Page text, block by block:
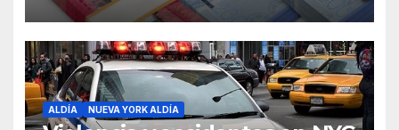
ALDÍA NUEVA YORK ALDÍA